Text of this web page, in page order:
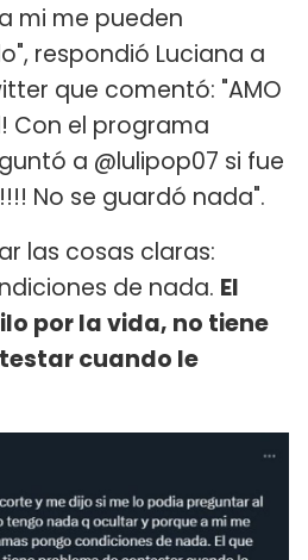
mi me pueden
respondió Luciana a
que comentó: "AMO
Con el programa
a @lulipop07 si fue
No se guardó nada".
las cosas claras:
de nada. El
por la vida, no tiene
cuando le